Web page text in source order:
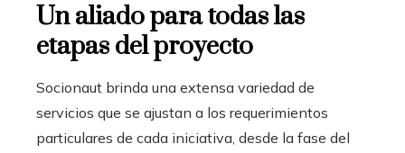
Un aliado para todas las
etapas del proyecto
Socionaut brinda una extensa variedad de
servicios que se ajustan a los requerimientos
particulares de cada iniciativa, desde la fase del